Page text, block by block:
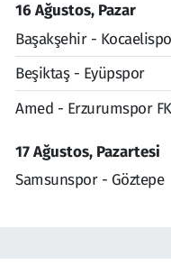
16 Ağustos, Pazar
Başakşehir -
Beşiktaş - Eyüpspor
Amed - Erzurumspor FK
17 Ağustos, Pazartesi
Samsunspor - Göztepe